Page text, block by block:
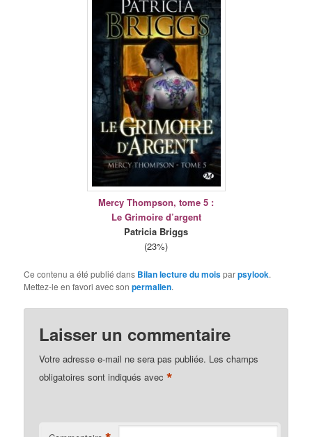
Mercy Thompson, tome 5 :
Le Grimoire d’argent
Patricia Briggs
(23%)
Ce contenu a été publié dans Bilan lecture du moisparpsylook.
Mettez-le en favori avec sonpermalien.
Laisser un commentaire
Votre adresse e-mail ne sera pas publiée. Les champs
obligatoires sont indiqués avec*